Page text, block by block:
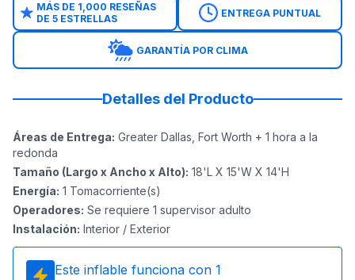
MÁS DE 1,000 RESEÑAS
DE 5 ESTRELLAS
ENTREGA PUNTUAL
GARANTÍA POR CLIMA
Detalles del Producto
Áreas de Entrega: Greater Dallas, Fort Worth + 1 hora a la
redonda
Tamaño (Largo x Ancho x Alto): 18'L X 15'W X 14'H
Energía: 1 Tomacorriente(s)
Operadores: Se requiere 1 supervisor adulto
Instalación: Interior / Exterior
Este inflable funciona con 1